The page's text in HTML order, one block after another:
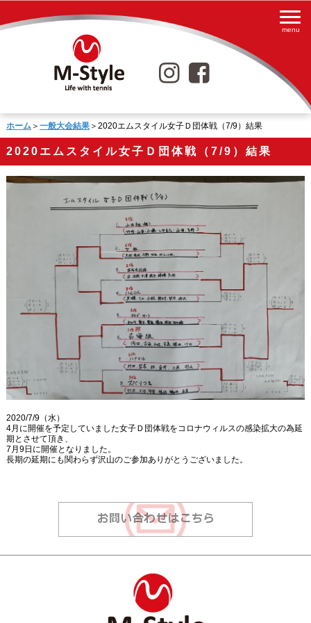
ホーム＞ 一般大会結果＞2020エムスタイル女子Ｄ団体戦（7/9）結果
2020エムスタイル女子Ｄ団体戦（7/9）結果
2020/7/9（水）
4月に開催を予定していました女子Ｄ団体戦をコロナウィルスの感染拡大の為延
期とさせて頂き、
7月9日に開催となりました。
長期の延期にも関わらず沢山のご参加ありがとうございました。